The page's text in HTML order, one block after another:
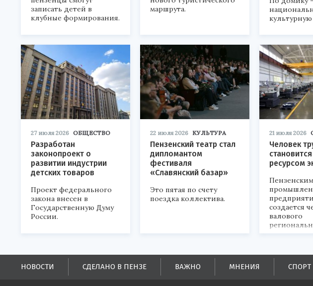
записать детей в
клубные формирования.
маршрута.
27 июля 2026 ОБЩЕСТВО
Разработан
законопроект о
развитии индустрии
детских товаров
Проект федерального
закона внесен в
Государственную Думу
России.
22 июля 2026 КУЛЬТУРА
Пензенский театр стал
дипломантом
фестиваля
«Славянский базар»
Это пятая по счету
поездка коллектива.
21 июля 2026
Человек
ресурсом
создается
валового
продукта и
бюджеты
НОВОСТИ СДЕЛАНО В ПЕНЗЕ ВАЖНО МНЕНИЯ СПОРТ